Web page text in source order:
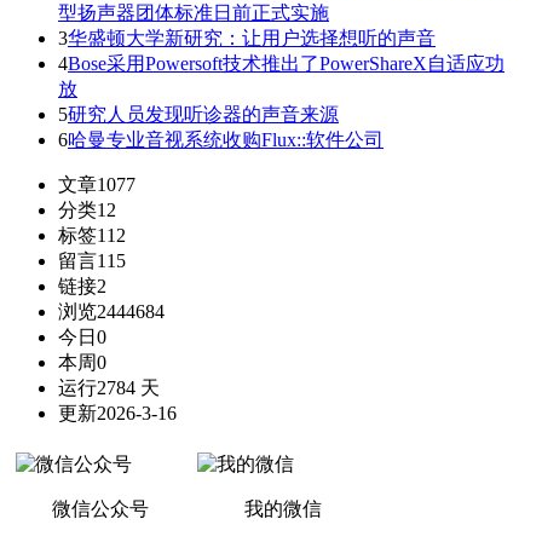
型扬声器团体标准日前正式实施
3华盛顿大学新研究：让用户选择想听的声音
4Bose采用Powersoft技术推出了PowerShareX自适应功
放
5研究人员发现听诊器的声音来源
6哈曼专业音视系统收购Flux::软件公司
文章1077
分类12
标签112
留言115
链接2
浏览2444684
今日 0
本周0
运行2784 天
更新2026-3-16
微信公众号 我的微信